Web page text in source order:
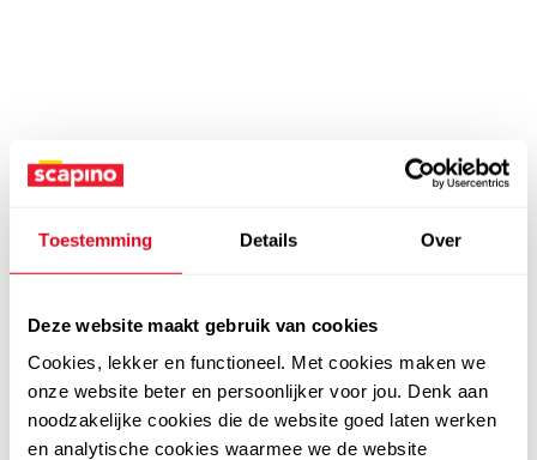
Toestemming Details Over
Deze website maakt gebruik van cookies
Cookies, lekker en functioneel. Met cookies maken we
onze website beter en persoonlijker voor jou. Denk aan
noodzakelijke cookies die de website goed laten werken
en analytische cookies waarmee we de website